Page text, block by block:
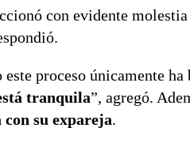
con evidente
proceso únicamente ha
tranquila”, agregó.
su expareja.